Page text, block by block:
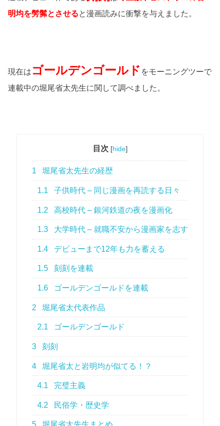
明均を髣髴とさせると漫画読みに衝撃を与えました。
現在は ゴールデンゴールド をモーニングツーで
連載中の堀尾省太先生に関して調べました。
目次 [hide]
1 堀尾省太先生の経歴
1.1 子供時代 – 同じ漫画を再読する日々
1.2 高校時代 – 銀河鉄道の夜を漫画化
1.3 大学時代 – 就職不安から漫画家を志す
1.4 デビューまで12年も力を蓄える
1.5 刻刻を連載
1.6 ゴールデンゴールドを連載
2 堀尾省太代表作品
2.1 ゴールデンゴールド
3 刻刻
4 堀尾省太と岩明均が似てる！？
4.1 完璧主義
4.2 民俗学・歴史学